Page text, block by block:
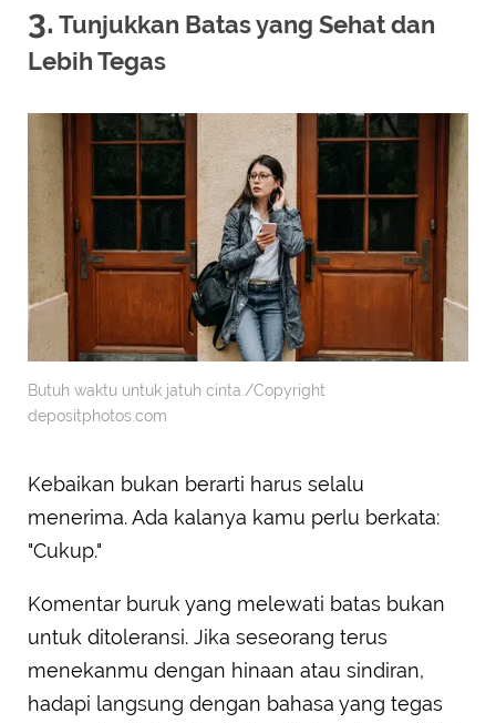
3. Tunjukkan Batas yang Sehat dan
Lebih Tegas
Butuh waktu untuk jatuh cinta./Copyright
depositphotos.com
Kebaikan bukan berarti harus selalu
menerima. Ada kalanya kamu perlu berkata:
"Cukup."
Komentar buruk yang melewati batas bukan
untuk ditoleransi. Jika seseorang terus
menekanmu dengan hinaan atau sindiran,
hadapi langsung dengan bahasa yang tegas